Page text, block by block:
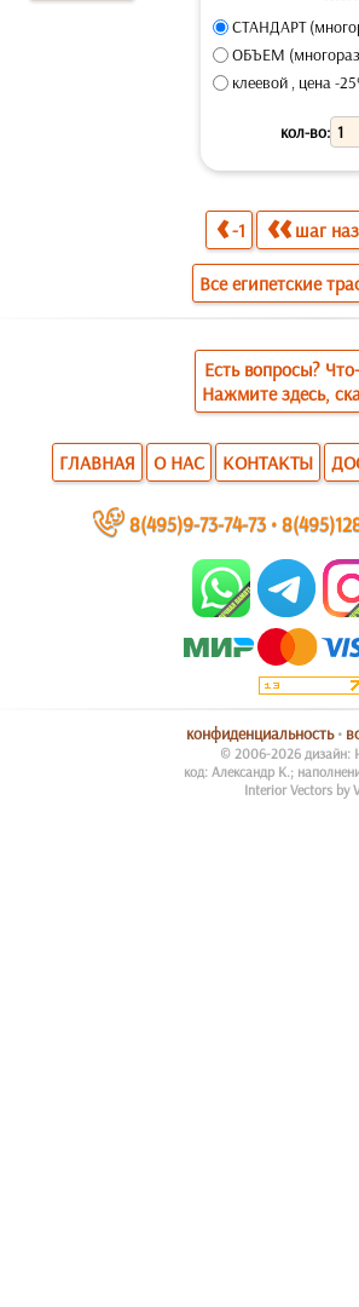
СТАНДАРТ
ОБЪЕМ
клеевой , цена -
кол-во:
-1 шаг
Все египетские
Есть вопросы?
Нажмите здесь,
ГЛАВНАЯ О НАС КОНТАКТЫ
~ 8(495)9-73-74-73 •
конфиденциальность•
© 2006-2026 дизайн:
код: Александр К.;
Interior Vectors by